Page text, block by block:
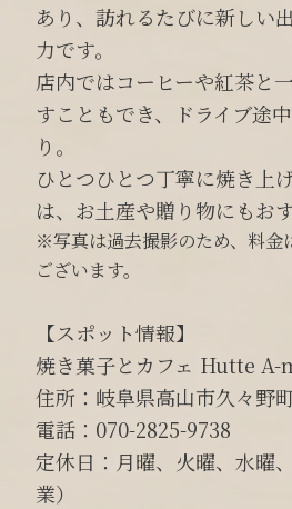
あり、訪れるたびに新しい
力です。
店内ではコーヒーや紅茶と
すこともでき、ドライブ途
り。
ひとつひとつ丁寧に焼き上
は、お土産や贈り物にもお
※写真は過去撮影のため、料金
ございます。
【スポット情報】
焼き菓子とカフェ Hutte
住所：岐阜県高山市久々野
電話：070-2825-9738
定休日：月曜、火曜、水曜
業）